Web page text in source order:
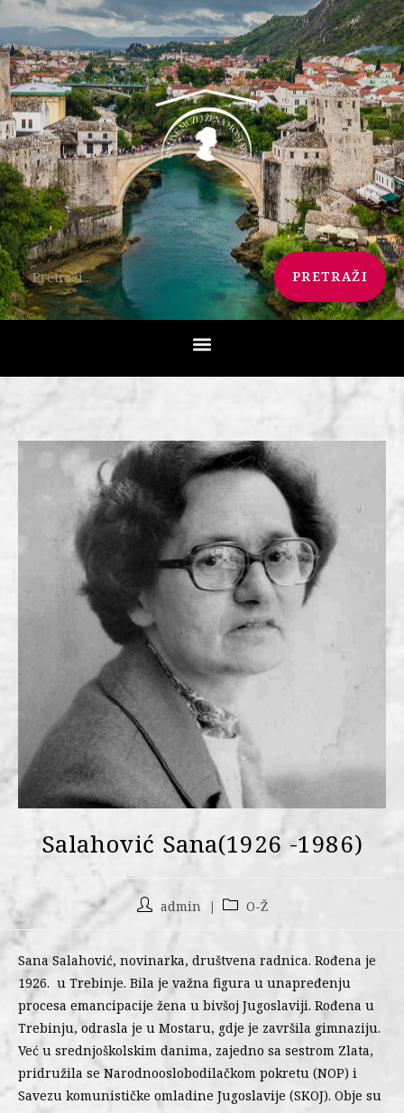
PRETRAŽI
Salahović Sana(1926 -1986)
admin O-Ž
Sana Salahović, novinarka, društvena radnica. Rođena je
1926. u Trebinje. Bila je važna figura u unapređenju
procesa emancipacije žena u bivšoj Jugoslaviji. Rođena u
Trebinju, odrasla je u Mostaru, gdje je završila gimnaziju.
Već u srednjoškolskim danima, zajedno sa sestrom Zlata,
pridružila se Narodnooslobodilačkom pokretu (NOP) i
Savezu komunističke omladine Jugoslavije (SKOJ). Obje su